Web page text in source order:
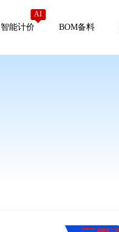
AI
智能计价 BOM备料